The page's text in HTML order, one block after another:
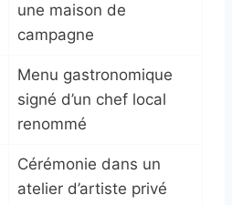
une maison de
campagne
Menu gastronomique
signé d’un chef local
renommé
Cérémonie dans un
atelier d’artiste privé